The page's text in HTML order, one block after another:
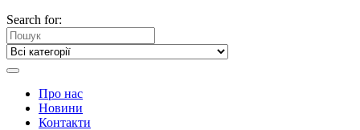
Search for:
Про нас
Новини
Контакти